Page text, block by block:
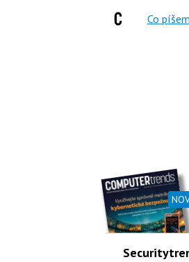
Co